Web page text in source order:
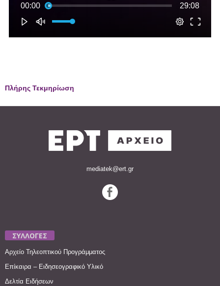
Πλήρης Τεκμηρίωση
mediatek@ert.gr
ΣΥΛΛΟΓΕΣ
Αρχείο Τηλεοπτικού Προγράμματος
Επίκαιρα – Ειδησεογραφικό Υλικό
Δελτία Ειδήσεων